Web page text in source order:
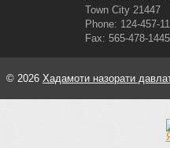
Town City 21447
Phone: 124-457-
Fax: 565-478-1445
© 2026 Хадамоти назорати